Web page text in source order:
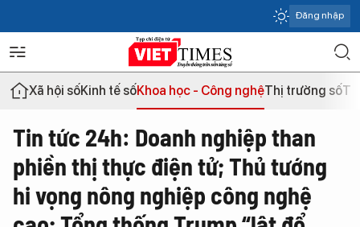
Đăng nhập
Xã hội sốKinh tế sốKhoa học - Công nghệThị trường số
Tin tức 24h: Doanh nghiệp than
phiền thị thực điện tử; Thủ tướng
hi vọng nông nghiệp công nghệ